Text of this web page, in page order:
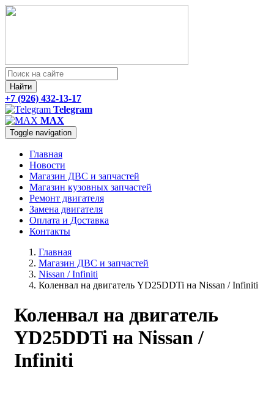
Найти
+7 (926) 432-13-17
Telegram
MAX
Toggle navigation
Главная
Новости
Магазин ДВС и запчастей
Магазин кузовных запчастей
Ремонт двигателя
Замена двигателя
Оплата и Доставка
Контакты
Главная
Магазин ДВС и запчастей
Nissan / Infiniti
Коленвал на двигатель YD25DDTi на Nissan / Infiniti
Коленвал на двигатель
YD25DDTi на Nissan /
Infiniti